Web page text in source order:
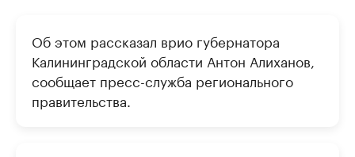
Об этом рассказал врио губернатора
Калининградской области Антон Алиханов,
сообщает пресс-служба регионального
правительства.